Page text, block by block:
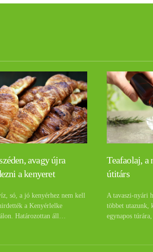
avagy újra
a kenyeret
só, a jó kenyérhez nem kell
a Kenyérlelke
Határozottan áll…
Teafaolaj, a
útitárs
A tavaszi-nyári
többet utazunk,
egynapos